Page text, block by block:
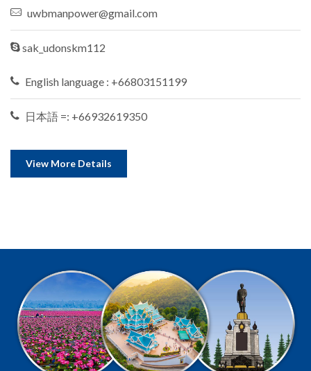
uwbmanpower@gmail.com
sak_udonskm112
English language : +66803151199
日本語 =: +66932619350
View More Details